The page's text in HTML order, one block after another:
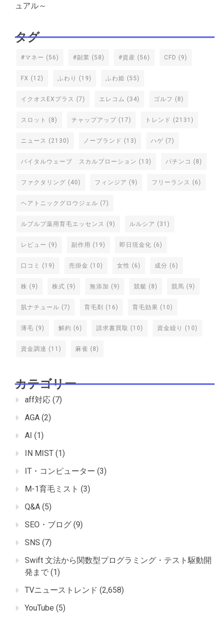
ュアル～
タグ
#マネー (56) #副業 (58) #資産 (56) CFD (9)
FX (12) ふわり (19) ふわ姫 (55)
イクオスEXプラス (7) エレコム (34) ゴルフ (8)
スロット (8) チャップアップ (17) トレンド (2131)
ニュース (2130) ノーブランド (13) ハゲ (7)
バイタルウェーブ スカルプローション (13) パチンコ (8)
ファクタリング (40) フィンジア (9) フリーランス (6)
ヘアトニックグロウジェル (7)
ルプルプ薬用育毛エッセンス (9) ルルシア (31)
レビュー (9) 副作用 (19) 即日現金化 (6)
口コミ (19) 売掛金 (10) 女性 (6) 成分 (6)
株 (9) 株式 (9) 無添加 (9) 競艇 (8) 競馬 (9)
肌ナチュール (7) 育毛剤 (16) 育毛効果 (10)
薄毛 (9) 解約 (6) 請求書買取 (10) 資金繰り (10)
資金調達 (11) 麻雀 (8)
カテゴリー
aff対応 (7)
AGA (2)
AI (1)
IN MIST (1)
IT・コンピューター (3)
M-1育毛ミスト (3)
Q&A (5)
SEO・ブログ (9)
SNS (7)
Swift 文法から関数型プログラミング・テスト駆動開
発まで (1)
TVニューストレンド (2,658)
YouTube (5)